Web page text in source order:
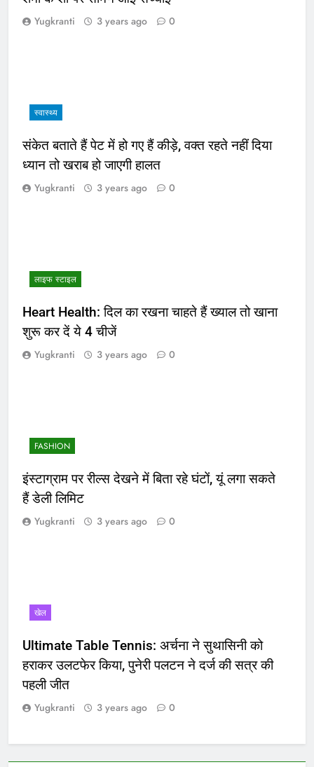
Yugkranti 3 years ago 0
स्वास्थ्य
संकेत बताते हैं पेट में हो गए हैं कीड़े, वक्त रहते नहीं दिया
ध्यान तो खराब हो जाएगी हालत
Yugkranti 3 years ago 0
लाइफ स्टाइल
Heart Health: दिल का रखना चाहते हैं ख्याल तो खाना
शुरू कर दें ये 4 चीजें
Yugkranti 3 years ago 0
FASHION
इंस्टाग्राम पर रील्स देखने में बिता रहे घंटों, यूं लगा सकते
हैं डेली लिमिट
Yugkranti 3 years ago 0
खेल
Ultimate Table Tennis: अर्चना ने सुथासिनी को
हराकर उलटफेर किया, पुनेरी पलटन ने दर्ज की सत्र की
पहली जीत
Yugkranti 3 years ago 0